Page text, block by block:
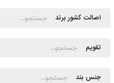
اصالت کشور برند
تقویم
جنس بند